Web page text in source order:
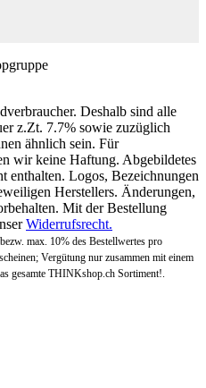
Deshalb sind alle
z.Zt. 7.7% sowie zuzüglich
ähnlich sein. Für
wir keine Haftung. Abgebildetes
enthalten. Logos, Bezeichnungen
Herstellers. Änderungen,
Mit der Bestellung
Widerrufsrecht.
max. 10% des Bestellwertes pro
Vergütung nur zusammen mit einem
gesamte THINKshop.ch Sortiment!.